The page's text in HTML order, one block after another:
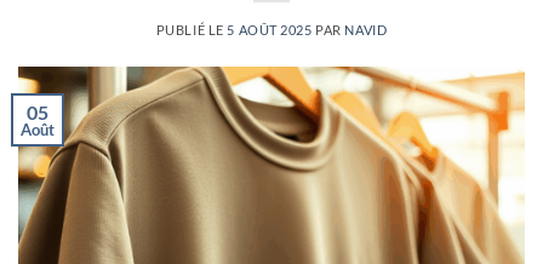
PUBLIÉ LE 5 AOÛT 2025 PAR NAVID
05
Août